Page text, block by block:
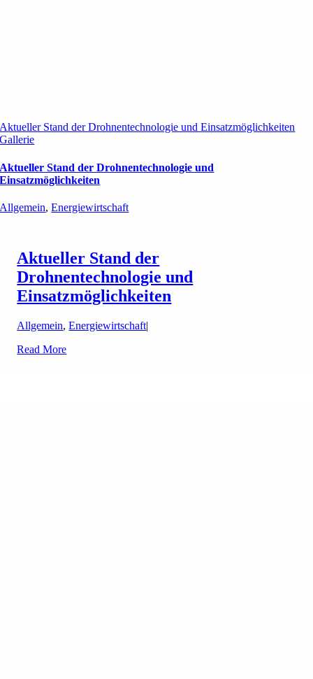
Aktueller Stand der Drohnentechnologie und Einsatzmöglichkeiten
Gallerie
Aktueller Stand der Drohnentechnologie und
Einsatzmöglichkeiten
Allgemein,Energiewirtschaft
Aktueller Stand der
Drohnentechnologie und
Einsatzmöglichkeiten
Allgemein,Energiewirtschaft|
Read More